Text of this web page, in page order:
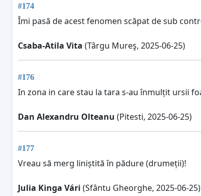
#174
Îmi pasă de acest fenomen scăpat de sub
Csaba-Atila Vita (Târgu Mureş, 2025-06-25)
#176
In zona in care stau la tara s-au înmulțit ursii
Dan Alexandru Olteanu (Pitesti, 2025-06-25)
#177
Vreau să merg liniștită în pădure (drumeții)!
Julia Kinga Vári (Sfântu Gheorghe, 2025-06-25)